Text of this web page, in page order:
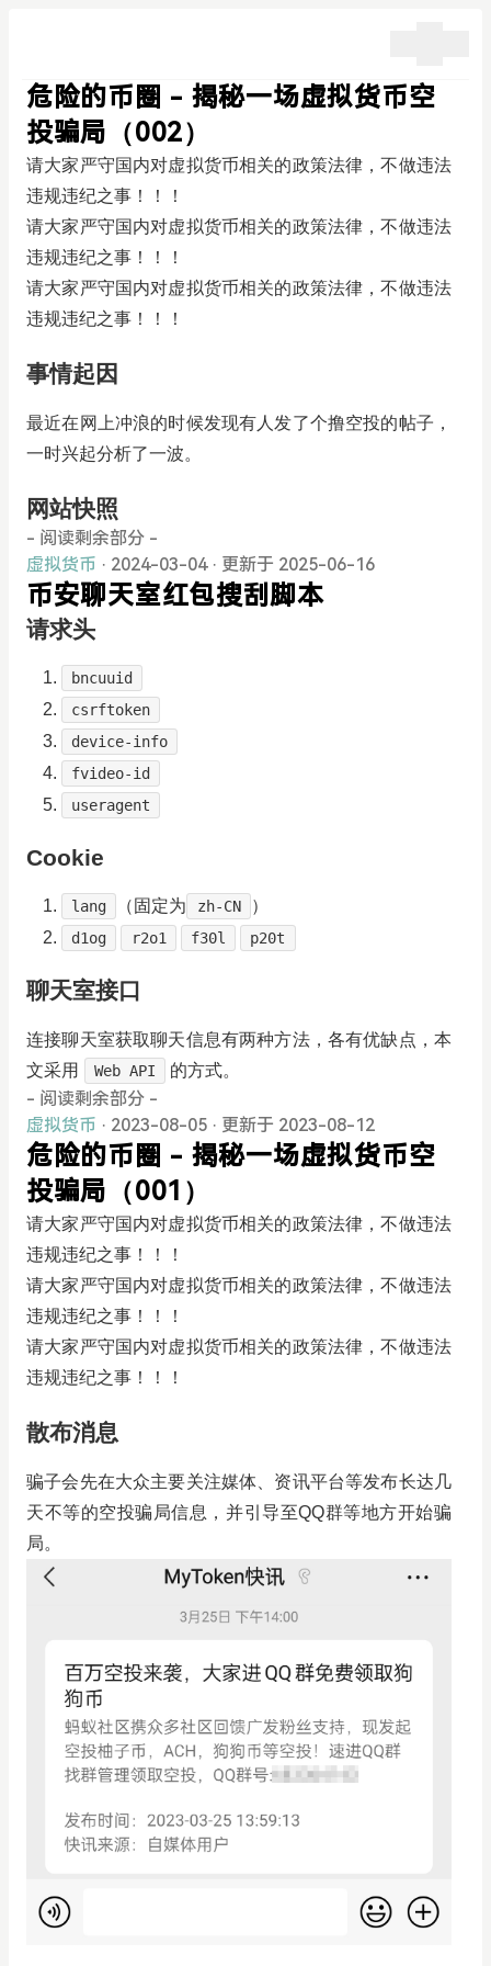
危险的币圈 - 揭秘一场虚拟货币空
投骗局（002）
请大家严守国内对虚拟货币相关的政策法律，不做违法
违规违纪之事！！！
请大家严守国内对虚拟货币相关的政策法律，不做违法
违规违纪之事！！！
请大家严守国内对虚拟货币相关的政策法律，不做违法
违规违纪之事！！！
事情起因
最近在网上冲浪的时候发现有人发了个撸空投的帖子，
一时兴起分析了一波。
网站快照
- 阅读剩余部分 -
虚拟货币 · 2024-03-04 · 更新于 2025-06-16
币安聊天室红包搜刮脚本
请求头
bncuuid
csrftoken
device-info
fvideo-id
useragent
Cookie
lang （固定为 zh-CN ）
d1og r2o1 f30l p20t
聊天室接口
连接聊天室获取聊天信息有两种方法，各有优缺点，本
文采用
Web API 的方式。
- 阅读剩余部分 -
虚拟货币 · 2023-08-05 · 更新于 2023-08-12
危险的币圈 - 揭秘一场虚拟货币空
投骗局（001）
请大家严守国内对虚拟货币相关的政策法律，不做违法
违规违纪之事！！！
请大家严守国内对虚拟货币相关的政策法律，不做违法
违规违纪之事！！！
请大家严守国内对虚拟货币相关的政策法律，不做违法
违规违纪之事！！！
散布消息
骗子会先在大众主要关注媒体、资讯平台等发布长达几
天不等的空投骗局信息，并引导至QQ群等地方开始骗
局。